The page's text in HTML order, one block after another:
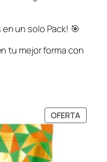
un solo Pack! 🎯
tu mejor forma con
OFERTA
EN